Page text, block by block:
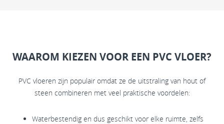
WAAROM KIEZEN VOOR EEN PVC VLOER?
PVC vloeren zijn populair omdat ze de uitstraling van hout of
steen combineren met veel praktische voordelen:
Waterbestendig en dus geschikt voor elke ruimte, zelfs